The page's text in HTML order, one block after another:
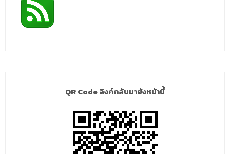
QR Code ลิงก์กลับมายังหน้านี้